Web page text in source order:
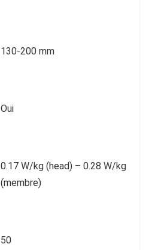
130-200 mm
Oui
0.17 W/kg (head) – 0.28 W/kg
(membre)
50